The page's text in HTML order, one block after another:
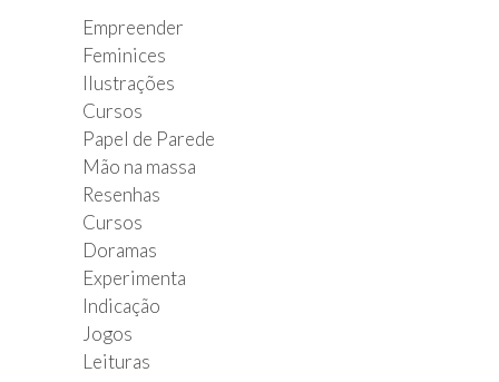
Empreender
Feminices
Ilustrações
Cursos
Papel de Parede
Mão na massa
Resenhas
Cursos
Doramas
Experimenta
Indicação
Jogos
Leituras